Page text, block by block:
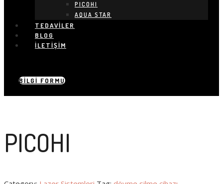
PICOHI
AQUA STAR
TEDAVILER
BLOG
İLETIŞIM
BILGI FORMU
PICOHI